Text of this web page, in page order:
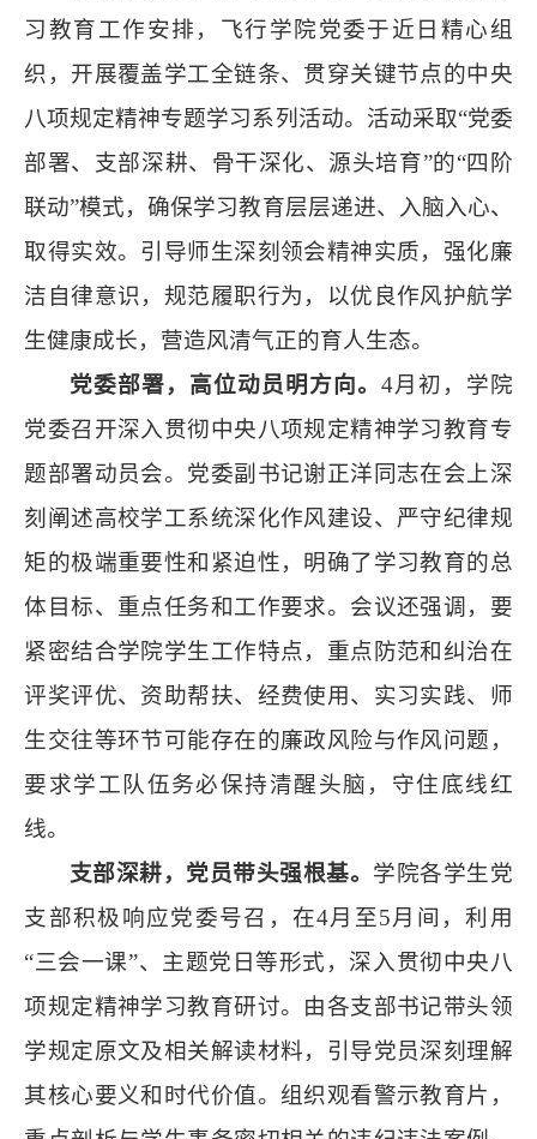
习教育工作安排，飞行学院党委于近日精心组
织，开展覆盖学工全链条、贯穿关键节点的中央
八项规定精神专题学习系列活动。活动采取“党委
部署、支部深耕、骨干深化、源头培育”的“四阶
联动”模式，确保学习教育层层递进、入脑入心、
取得实效。引导师生深刻领会精神实质，强化廉
洁自律意识，规范履职行为，以优良作风护航学
生健康成长，营造风清气正的育人生态。
党委部署，高位动员明方向。 4月初，学院
党委召开深入贯彻中央八项规定精神学习教育专
题部署动员会。党委副书记谢正洋同志在会上深
刻阐述高校学工系统深化作风建设、严守纪律规
矩的极端重要性和紧迫性，明确了学习教育的总
体目标、重点任务和工作要求。会议还强调，要
紧密结合学院学生工作特点，重点防范和纠治在
评奖评优、资助帮扶、经费使用、实习实践、师
生交往等环节可能存在的廉政风险与作风问题，
要求学工队伍务必保持清醒头脑，守住底线红
线。
支部深耕，党员带头强根基。 学院各学生党
支部积极响应党委号召，在4月至5月间，利用
“三会一课”、主题党日等形式，深入贯彻中央八
项规定精神学习教育研讨。由各支部书记带头领
学规定原文及相关解读材料，引导党员深刻理解
其核心要义和时代价值。组织观看警示教育片，